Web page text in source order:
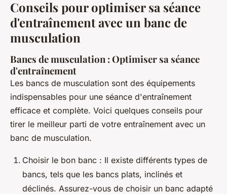
Conseils pour optimiser sa séance
d'entraînement avec un banc de
musculation
Bancs de musculation : Optimiser sa séance
d'entraînement
Les bancs de musculation sont des équipements
indispensables pour une séance d'entraînement
efficace et complète. Voici quelques conseils pour
tirer le meilleur parti de votre entraînement avec un
banc de musculation.
Choisir le bon banc : Il existe différents types de
bancs, tels que les bancs plats, inclinés et
déclinés. Assurez-vous de choisir un banc adapté